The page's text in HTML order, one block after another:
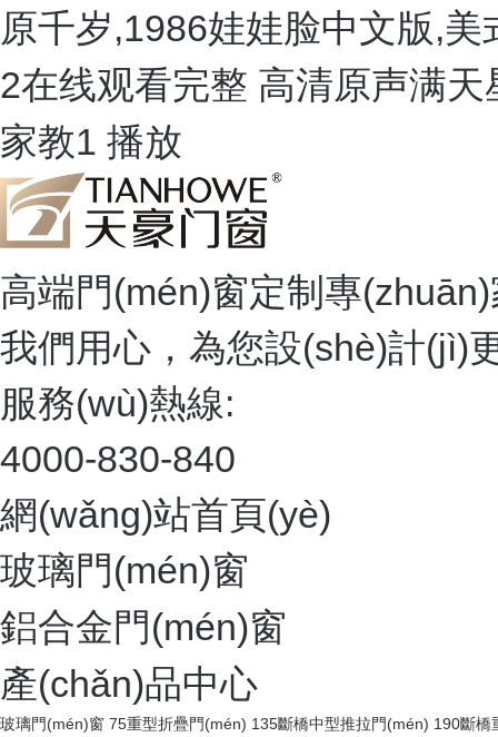
原千岁,1986娃娃脸中文版,
2在线观看完整 高清原声满
家教1 播放
高端門(mén)窗定制專
我們用心，為您設(shè)計(jì)
服務(wù)熱線:
4000-830-840
網(wǎng)站首頁(yè)
玻璃門(mén)窗
鋁合金門(mén)窗
產(chǎn)品中心
玻璃門(mén)窗 75重型折疊門(mén) 135斷橋中型推拉門(mén) 190斷橋